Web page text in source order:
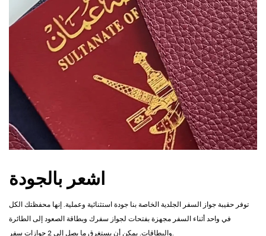
اشعر بالجودة
توفر حقيبة جواز السفر الجلدية الخاصة بنا جودة استثنائية وعملية. إنها محفظتك الكل
في واحد أثناء السفر مجهزة بفتحات لجواز سفرك وبطاقة الصعود إلى الطائرة